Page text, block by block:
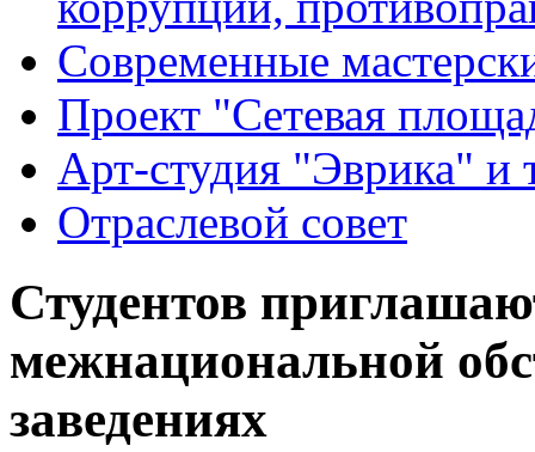
Современные
Проект "Сетевая
Арт-студия "Эврика" и
Отраслевой совет
Студентов
межнациональной
заведениях